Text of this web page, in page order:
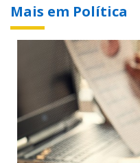
Mais em Política